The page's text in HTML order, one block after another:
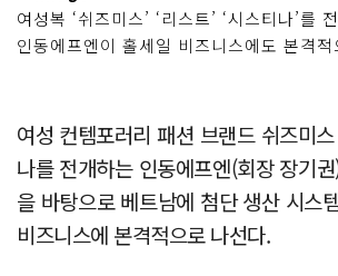
여성복 ‘쉬즈미스’ ‘리스트’ ‘시스티나’를
인동에프엔이 홀세일 비즈니스에도 본격
여성 컨템포러리 패션 브랜드 쉬즈미
나를 전개하는 인동에프엔(회장 장기
을 바탕으로 베트남에 첨단 생산 시스
비즈니스에 본격적으로 나선다.